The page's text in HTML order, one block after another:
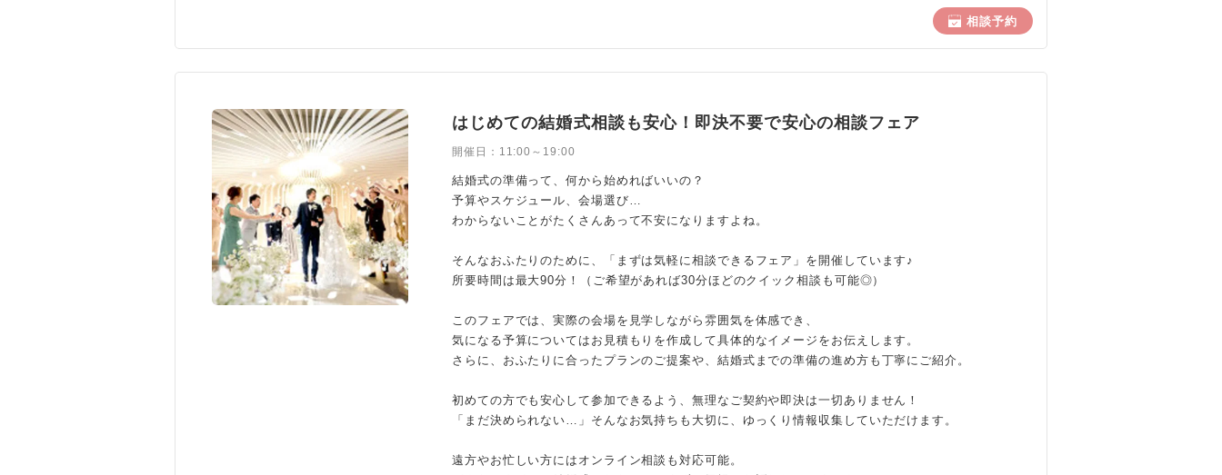
相談予約
はじめての結婚式相談も安心！即決不要で安心の相談フェア
開催日： 11:00～19:00
結婚式の準備って、何から始めればいいの？
予算やスケジュール、会場選び…
わからないことがたくさんあって不安になりますよね。
そんなおふたりのために、「まずは気軽に相談できるフェア」を開催しています♪
所要時間は最大90分！（ご希望があれば30分ほどのクイック相談も可能◎）
このフェアでは、実際の会場を見学しながら雰囲気を体感でき、
気になる予算についてはお見積もりを作成して具体的なイメージをお伝えします。
さらに、おふたりに合ったプランのご提案や、結婚式までの準備の進め方も丁寧にご紹介。
初めての方でも安心して参加できるよう、無理なご契約や即決は一切ありません！
「まだ決められない…」そんなお気持ちも大切に、ゆっくり情報収集していただけます。
遠方やお忙しい方にはオンライン相談も対応可能。